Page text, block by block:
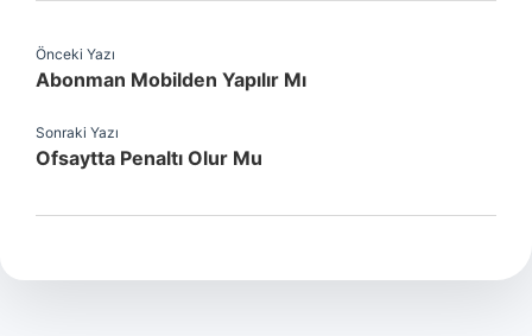
Önceki Yazı
Abonman Mobilden Yapılır Mı
Sonraki Yazı
Ofsaytta Penaltı Olur Mu